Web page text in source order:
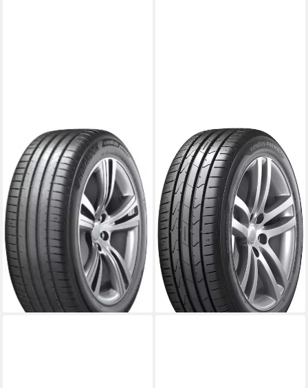
HANKOOK
Sommerreifen VENTUS
PRIME 3 K125, in
verschiedenen Ausführungen
erhältlich
Kraftstoffeffizienz
Produktdatenblatt
Nasshaftung
Produktdatenblatt
182,99 € UVP 192,99 €
-5%
lieferbar - in 4-5 Werktagen bei dir
HANKOOK
Sommerreifen VENTUS
PRIME-3 K125, in
verschiedenen Ausführungen
erhältlich
Kraftstoffeffizienz
Produktdatenblatt
Nasshaftung
Produktdatenblatt
169,99 €
lieferbar - in 4-5 Werktagen bei dir